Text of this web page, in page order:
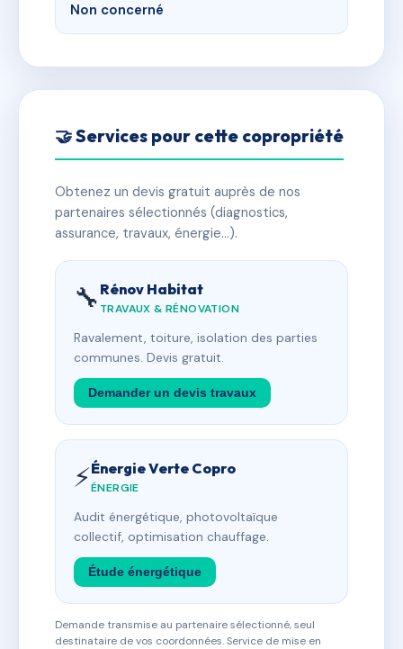
Non concerné
🤝 Services pour cette copropriété
Obtenez un devis gratuit auprès de nos
partenaires sélectionnés (diagnostics,
assurance, travaux, énergie…).
🔧 Rénov Habitat
TRAVAUX & RÉNOVATION
Ravalement, toiture, isolation des parties
communes. Devis gratuit.
Demander un devis travaux
⚡Énergie Verte Copro
ÉNERGIE
Audit énergétique, photovoltaïque
collectif, optimisation chauffage.
Étude énergétique
Demande transmise au partenaire sélectionné, seul
destinataire de vos coordonnées. Service de mise en